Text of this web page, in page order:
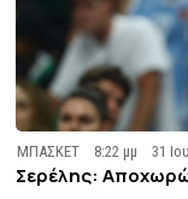
ΜΠΑΣΚΕΤ 8:22 μμ 31
Σερέλης: